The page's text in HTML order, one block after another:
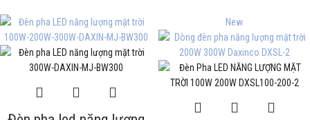
New